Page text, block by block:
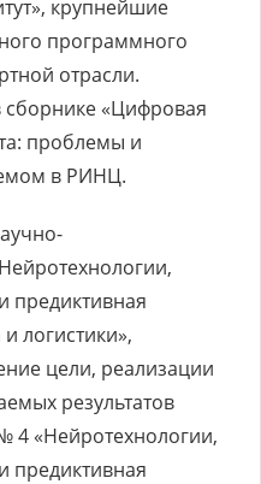
крупнейшие
программного
отрасли.
«Цифровая
проблемы и
в РИНЦ.
предиктивная
логистики»,
цели, реализации
результатов
4 «Нейротехнологии,
предиктивная